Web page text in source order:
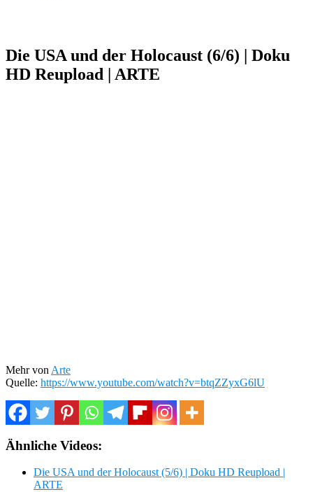
Die USA und der Holocaust (6/6) | Doku
HD Reupload | ARTE
Mehr von Arte
Quelle: https://www.youtube.com/watch?v=btqZZyxG6lU
Ähnliche Videos:
Die USA und der Holocaust (5/6) | Doku HD Reupload |
ARTE